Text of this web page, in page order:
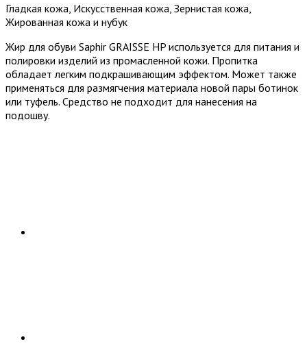
Гладкая кожа, Искусственная кожа, Зернистая кожа,
Жированная кожа и нубук
Жир для обуви Saphir GRAISSE HP используется для питания и
полировки изделий из промасленной кожи. Пропитка
обладает легким подкрашивающим эффектом. Может также
применяться для размягчения материала новой пары ботинок
или туфель. Средство не подходит для нанесения на
подошву.